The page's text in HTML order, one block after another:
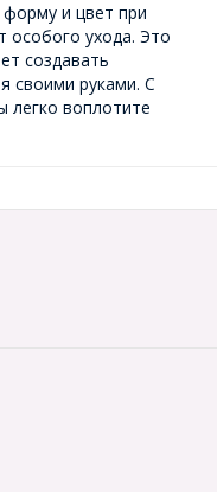
форму и цвет при
особого ухода. Это
создавать
своими руками. С
легко воплотите